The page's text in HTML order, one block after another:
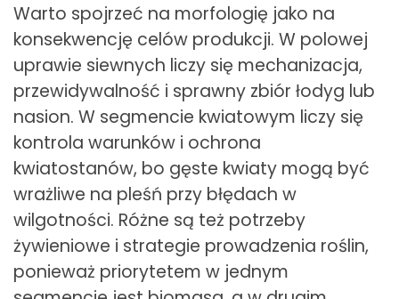
Warto spojrzeć na morfologię jako na
konsekwencję celów produkcji. W polowej
uprawie siewnych liczy się mechanizacja,
przewidywalność i sprawny zbiór łodyg lub
nasion. W segmencie kwiatowym liczy się
kontrola warunków i ochrona
kwiatostanów, bo gęste kwiaty mogą być
wrażliwe na pleśń przy błędach w
wilgotności. Różne są też potrzeby
żywieniowe i strategie prowadzenia roślin,
ponieważ priorytetem w jednym